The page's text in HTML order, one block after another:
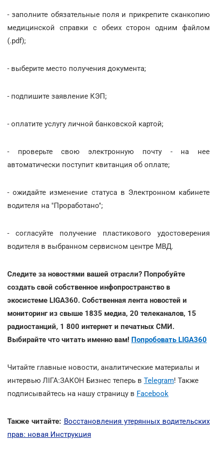
- заполните обязательные поля и прикрепите сканкопию
медицинской справки с обеих сторон одним файлом
(.pdf);
- выберите место получения документа;
- подпишите заявление КЭП;
- оплатите услугу личной банковской картой;
- проверьте свою электронную почту - на нее
автоматически поступит квитанция об оплате;
- ожидайте изменение статуса в Электронном кабинете
водителя на "Проработано";
- согласуйте получение пластикового удостоверения
водителя в выбранном сервисном центре МВД.
Следите за новостями вашей отрасли? Попробуйте
создать свой собственное инфопространство в
экосистеме LIGA360. Собственная лента новостей и
мониторинг из свыше 1835 медиа, 20 телеканалов, 15
радиостанций, 1 800 интернет и печатных СМИ.
Выбирайте что читать именно вам! Попробовать LIGA360
Читайте главные новости, аналитические материалы и
интервью ЛІГА:ЗАКОН Бизнес теперь в Telegram! Также
подписывайтесь на нашу страницу в Facebook
Также читайте: Восстановления утерянных водительских
прав: новая Инструкция